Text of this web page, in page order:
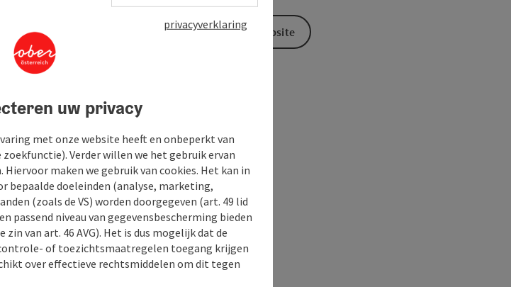
Naar de website
privacyverklaring
uw privacy
met onze website heeft en onbeperkt van
Verder willen we het gebruik ervan
maken we gebruik van cookies. Het kan in
bepaalde doeleinden (analyse, marketing,
(zoals de VS) worden doorgegeven (art. 49 lid
passend niveau van gegevensbescherming bieden
van art. 46 AVG). Het is dus mogelijk dat de
of toezichtsmaatregelen toegang krijgen
over effectieve rechtsmiddelen om dit tegen